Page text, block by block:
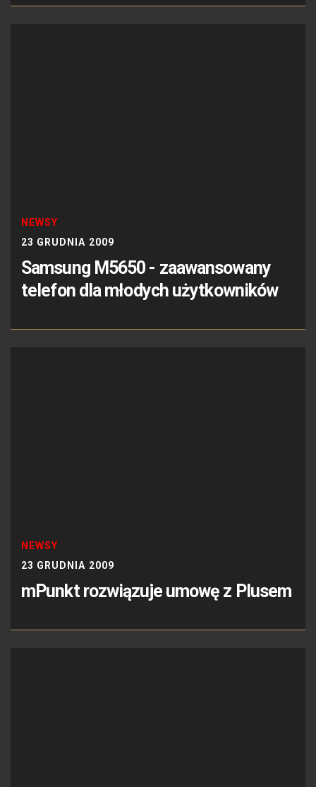
NEWSY
23 GRUDNIA 2009
Samsung M5650 - zaawansowany
telefon dla młodych użytkowników
NEWSY
23 GRUDNIA 2009
mPunkt rozwiązuje umowę z Plusem